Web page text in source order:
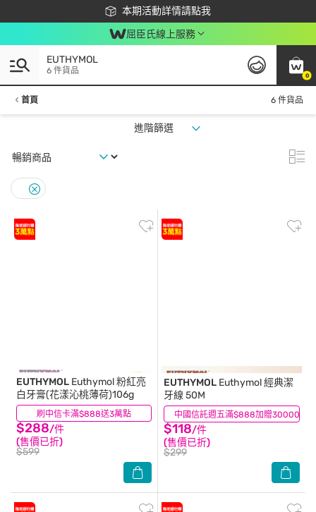
本期活動詳情請點我
下載app最高回饋$350
屈臣氏線上服務
0
EUTHYMOL
6 件貨品
首頁 6 件貨品
進階篩選
刷中信卡滿$888送3萬點
EUTHYMOL Euthymol 粉紅亮
白牙膏(花漾沁桃薄荷)106g
$288/件
(售價已折)
$599
(2) 中國信託週五滿$888加贈30000點
EUTHYMOL Euthymol 經典潔
牙線 50M
$118/件
(售價已折)
$299
(2)